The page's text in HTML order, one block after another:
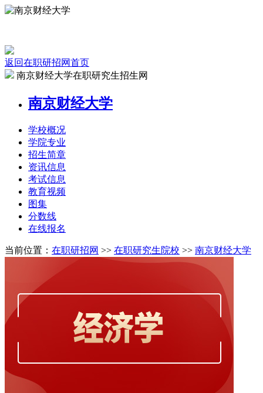
返回在职研招网首页
南京财经大学在职研究生招生网
南京财经大学
学校概况
学院专业
招生简章
资讯信息
考试信息
教育视频
图集
分数线
在线报名
当前位置： 在职研招网 >> 在职研究生院校 >> 南京财经大学